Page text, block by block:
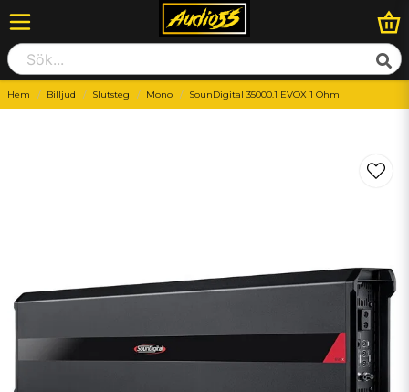
Hem Billjud Slutsteg Mono SounDigital 35000.1 EVOX 1 Ohm